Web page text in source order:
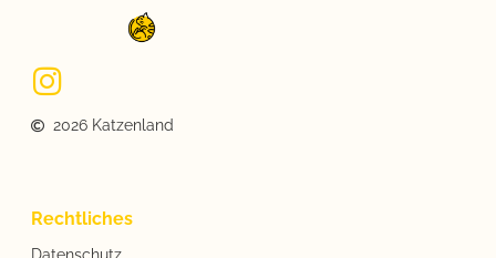
2026 Katzenland
Rechtliches
Datenschutz